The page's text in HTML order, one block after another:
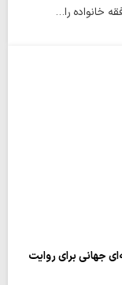
خانواده را…
جهانی برای روایت